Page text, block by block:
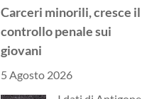
Carceri minorili, cresce il
controllo penale sui
giovani
5 Agosto 2026